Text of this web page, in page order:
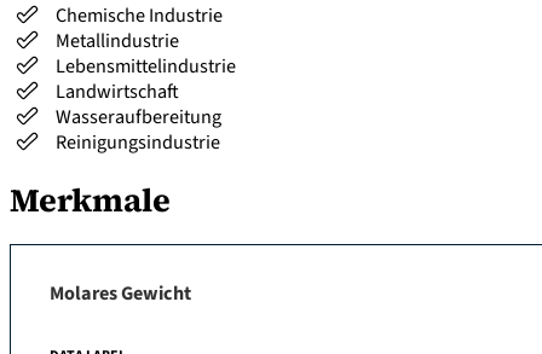
Chemische Industrie
Metallindustrie
Lebensmittelindustrie
Landwirtschaft
Wasseraufbereitung
Reinigungsindustrie
Merkmale
Molares Gewicht